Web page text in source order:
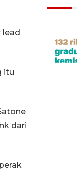
lead
itu
dari